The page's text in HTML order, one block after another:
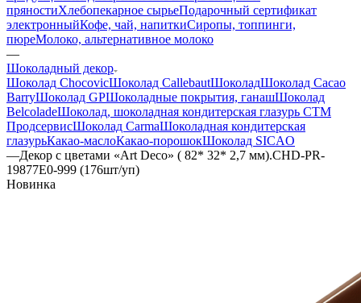
пряностиХлебопекарное сырьеПодарочный сертификат
электронныйКофе, чай, напиткиСиропы, топпинги,
пюреМолоко, альтернативное молоко
—
Шоколадный декор
Шоколад ChocovicШоколад CallebautШоколадШоколад Cacao
BarryШоколад GPШоколадные покрытия, ганашШоколад
BelcoladeШоколад, шоколадная кондитерская глазурь СТМ
ПродсервисШоколад CarmaШоколадная кондитерская
глазурьКакао-маслоКакао-порошокШоколад SICAO
—Декор с цветами «Art Deco» ( 82* 32* 2,7 мм).CHD-PR-
19877E0-999 (176шт/уп)
Новинка